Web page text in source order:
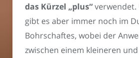
das Kürzel „plus“
gibt es aber immer noch im
Bohrschaftes, wobei der
zwischen einem kleineren